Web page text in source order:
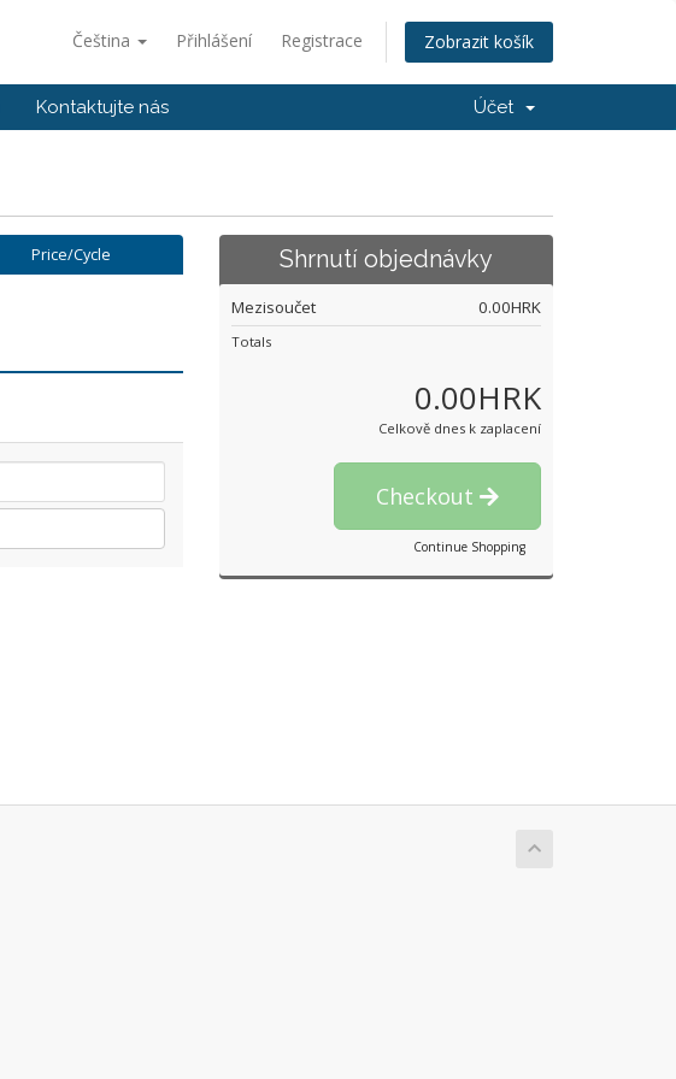
Čeština Přihlášení Registrace Zobrazit košík
Kontaktujte nás Účet
Price/Cycle Shrnutí objednávky
Mezisoučet 0.00HRK
Totals
0.00HRK
Celkově dnes k zaplacení
Checkout
Continue Shopping